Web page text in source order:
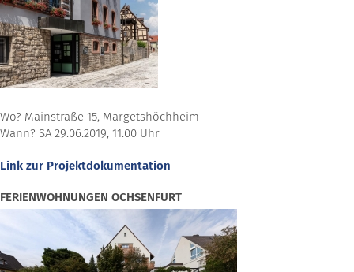
Wo? Mainstraße 15, Margetshöchheim
Wann? SA 29.06.2019, 11.00 Uhr
Link zur Projektdokumentation
FERIENWOHNUNGEN OCHSENFURT